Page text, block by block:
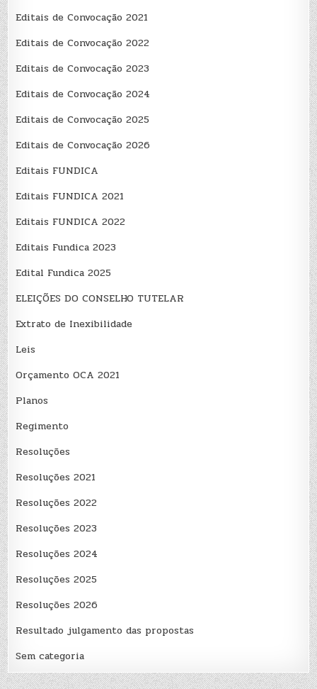
Editais de Convocação 2021
Editais de Convocação 2022
Editais de Convocação 2023
Editais de Convocação 2024
Editais de Convocação 2025
Editais de Convocação 2026
Editais FUNDICA
Editais FUNDICA 2021
Editais FUNDICA 2022
Editais Fundica 2023
Edital Fundica 2025
ELEIÇÕES DO CONSELHO TUTELAR
Extrato de Inexibilidade
Leis
Orçamento OCA 2021
Planos
Regimento
Resoluções
Resoluções 2021
Resoluções 2022
Resoluções 2023
Resoluções 2024
Resoluções 2025
Resoluções 2026
Resultado julgamento das propostas
Sem categoria